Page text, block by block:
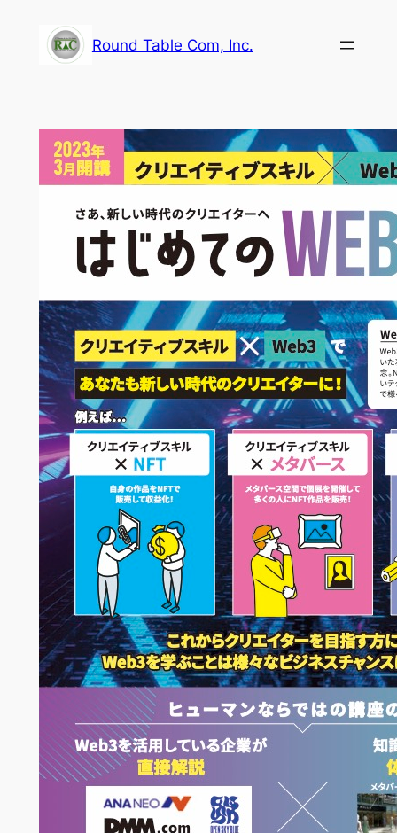
Round Table Com, Inc.